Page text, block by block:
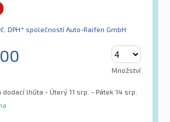
DPH* společností Auto-Raifen GmbH
Množství
lhůta - Úterý 11 srp. - Pátek 14 srp.